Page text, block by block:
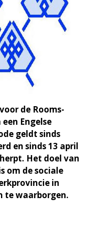
de Rooms-
Engelse
geldt sinds
en sinds 13 april
Het doel van
om de sociale
in
te waarborgen.